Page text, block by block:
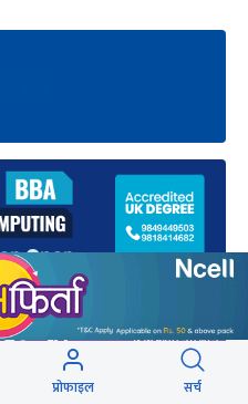
प्रोफाइल सर्च